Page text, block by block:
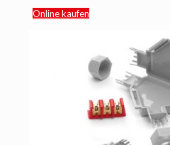
Online kaufen